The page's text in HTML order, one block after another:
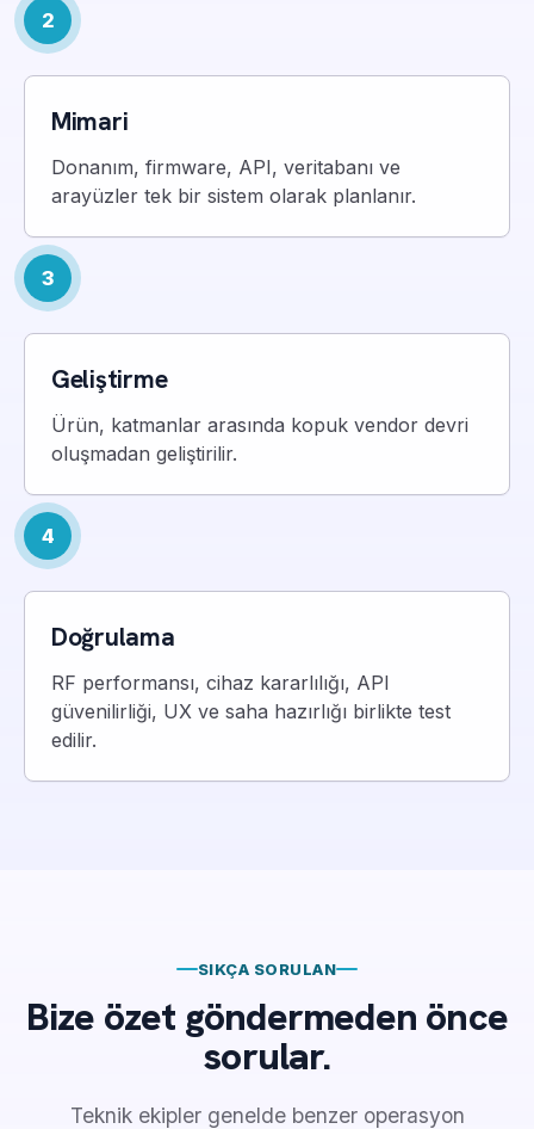
2
Mimari
Donanım, firmware, API, veritabanı ve
arayüzler tek bir sistem olarak planlanır.
3
Geliştirme
Ürün, katmanlar arasında kopuk vendor devri
oluşmadan geliştirilir.
4
Doğrulama
RF performansı, cihaz kararlılığı, API
güvenilirliği, UX ve saha hazırlığı birlikte test
edilir.
SIKÇA SORULAN
Bize özet göndermeden önce
sorular.
Teknik ekipler genelde benzer operasyon